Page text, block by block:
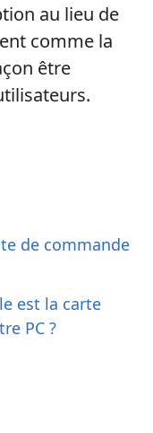
au lieu de
comme la
être
de commande
est la carte
PC ?